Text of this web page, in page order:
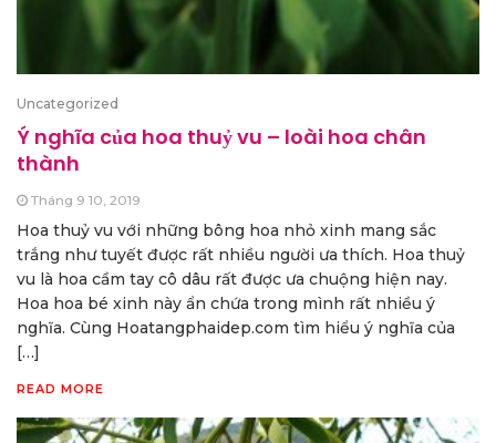
Uncategorized
Ý nghĩa của hoa thuỷ vu – loài hoa chân
thành
Tháng 9 10, 2019
Hoa thuỷ vu với những bông hoa nhỏ xinh mang sắc
trắng như tuyết được rất nhiều người ưa thích. Hoa thuỷ
vu là hoa cầm tay cô dâu rất được ưa chuộng hiện nay.
Hoa hoa bé xinh này ẩn chứa trong mình rất nhiều ý
nghĩa. Cùng Hoatangphaidep.com tìm hiểu ý nghĩa của
[…]
READ MORE